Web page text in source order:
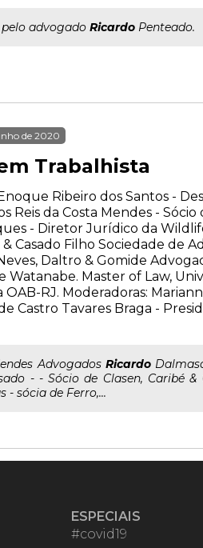
advogado Ricardo Penteado.
de 2020
Trabalhista
Ribeiro dos Santos -
Reis da Costa Mendes -
- Diretor Jurídico da
& Casado Filho Sociedade de
Daltro & Gomide
Watanabe. Master of Law,
RJ. Moderadoras:
Castro Tavares Braga -
Advogados Ricardo
- - Sócio de Clasen, Caribé
- sócia de Ferro,...
ESPECIAIS
#covid19